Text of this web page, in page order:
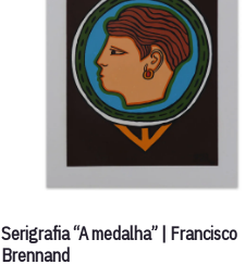
Serigrafia “A medalha” | Francisco
Brennand